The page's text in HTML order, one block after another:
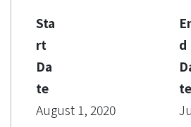
Sta
rt
Da
te
August 1, 2020
d
te